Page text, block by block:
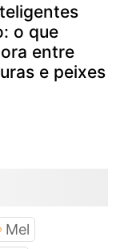
o que
entre
e peixes
Mel